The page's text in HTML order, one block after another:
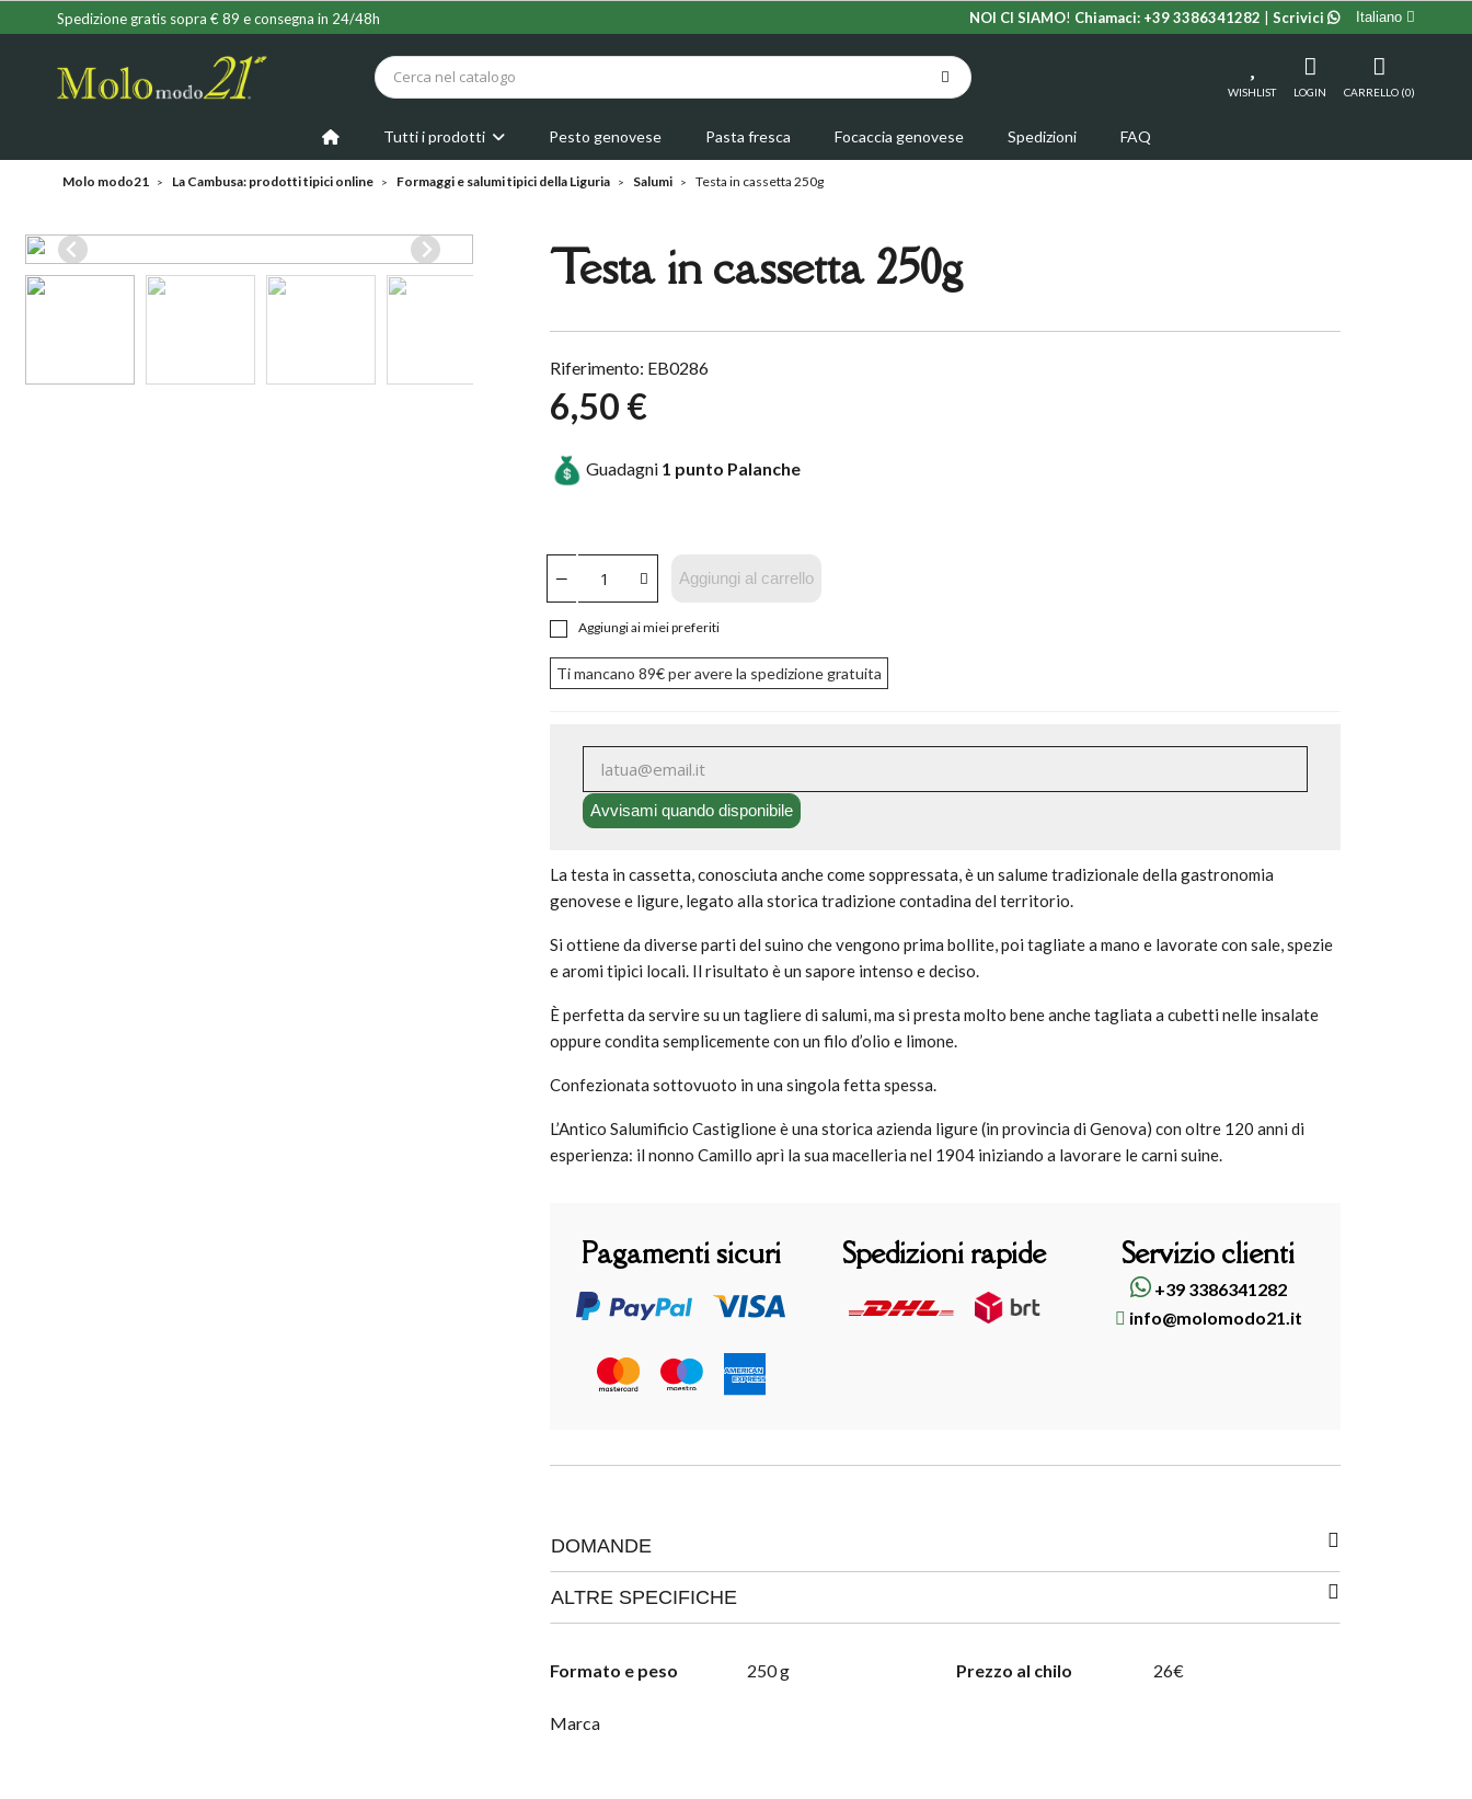
Spedizione gratis sopra € 89 e consegna in 24/48h Italiano
NOI CI SIAMO! Chiamaci: +39 3386341282 Scrivici
WISHLIST LOGIN CARRELLO (0)
Tutti i prodotti Pesto genovese Pasta fresca Focaccia genovese Spedizioni FAQ
Molo modo21 La Cambusa: prodotti tipici online Formaggi e salumi tipici della Liguria Salumi Testa in cassetta 250g
Testa in cassetta 250g
Riferimento: EB0286
6,50 €
Guadagni 1 punto Palanche
Aggiungi al carrello
Aggiungi ai miei preferiti
Ti mancano 89€per avere la spedizione gratuita
Avvisami quando disponibile
La testa in cassetta, conosciuta anche come soppressata, è un salume tradizionale della gastronomia
genovese e ligure, legato alla storica tradizione contadina del territorio.
Si ottiene da diverse parti del suino che vengono prima bollite, poi tagliate a mano e lavorate con sale, spezie
e aromi tipici locali. Il risultato è un sapore intenso e deciso.
È perfetta da servire su un tagliere di salumi, ma si presta molto bene anche tagliata a cubetti nelle insalate
oppure condita semplicemente con un filo d’olio e limone.
Confezionata sottovuoto in una singola fetta spessa.
L’Antico Salumificio Castiglione è una storica azienda ligure (in provincia di Genova) con oltre 120 anni di
esperienza: il nonno Camillo aprì la sua macelleria nel 1904 iniziando a lavorare le carni suine.
Pagamenti sicuri Spedizioni rapide Servizio clienti
+39 3386341282
info@molomodo21.it
DOMANDE
ALTRE SPECIFICHE
Formato e peso 250 g Prezzo al chilo 26€
Marca